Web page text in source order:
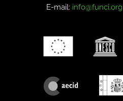
E-mail: info@funci.org